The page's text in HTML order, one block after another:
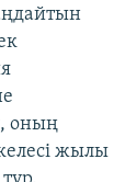
оның
жылы